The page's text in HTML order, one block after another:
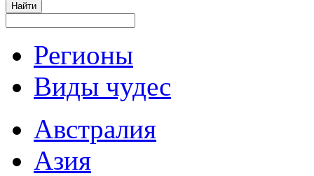
Регионы
Виды чудес
Австралия
Азия